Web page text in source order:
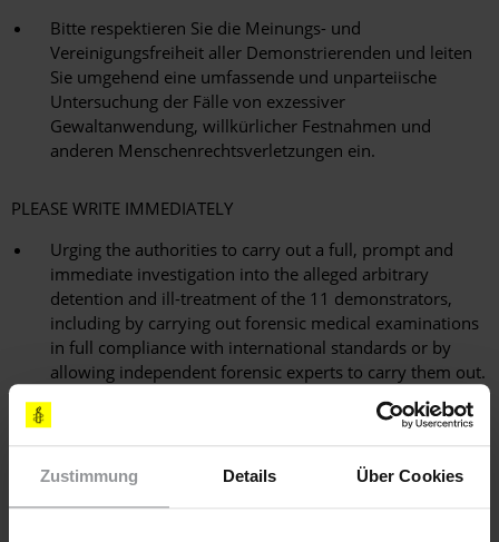
Zustimmung Details Über Cookies
Bitte respektieren Sie die Meinungs- und
Vereinigungsfreiheit aller Demonstrierenden und leiten
Sie umgehend eine umfassende und unparteiische
Untersuchung der Fälle von exzessiver
Gewaltanwendung, willkürlicher Festnahmen und
anderen Menschenrechtsverletzungen ein.
PLEASE WRITE IMMEDIATELY
Urging the authorities to carry out a full, prompt and
immediate investigation into the alleged arbitrary
detention and ill-treatment of the 11 demonstrators,
including by carrying out forensic medical examinations
in full compliance with international standards or by
allowing independent forensic experts to carry them out.
Urging the authorities to provide all detainees with
Calling on them to ensure due process to all detainees,
including reasonable contact with lawyers and relatives